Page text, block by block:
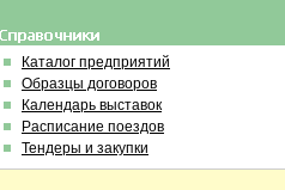
Каталог предприятий
Образцы договоров
Календарь выставок
Расписание поездов
Тендеры и закупки